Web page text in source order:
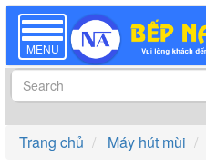
TOGGLE
NAVIGATION
MENU
Trang chủ Máy hút mùi